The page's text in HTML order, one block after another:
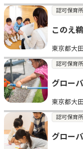
認可保育所
このえ
東京都大
認可保育所
グロー
東京都大
認可保育所
グロー